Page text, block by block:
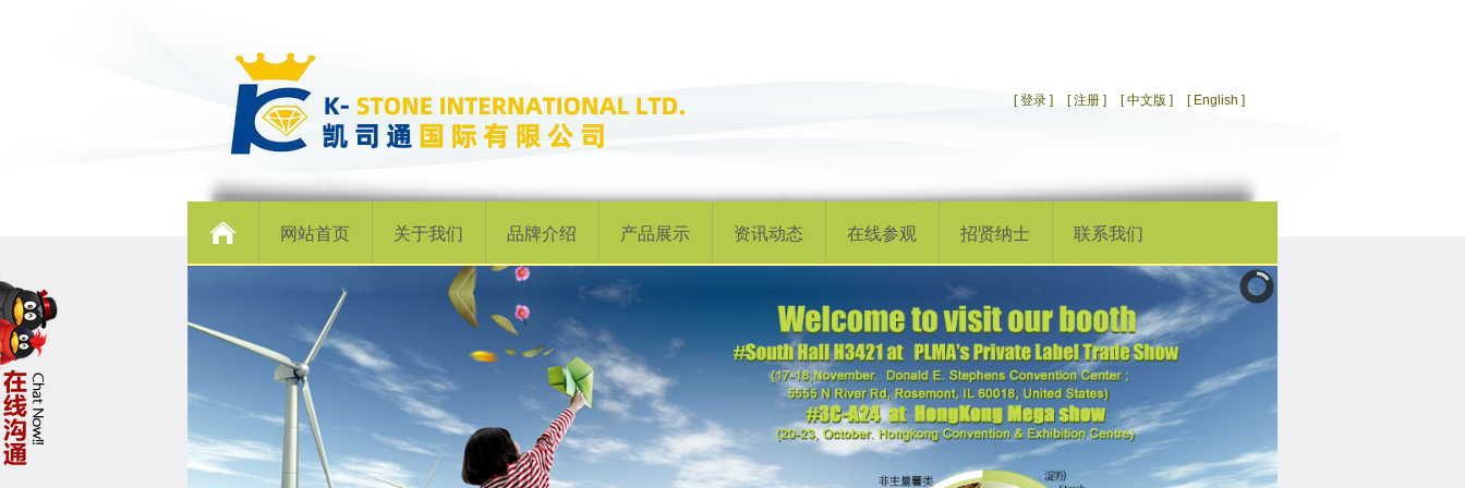
[ 登录 ] [ 注册 ] [ 中文版 ] [ English ]
网站首页 关于我们 品牌介绍 产品展示 资讯动态 在线参观 招贤纳士 联系我们